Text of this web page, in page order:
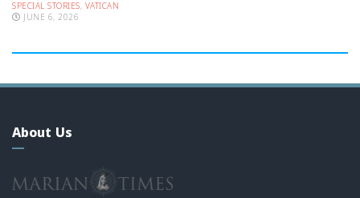
SPECIAL STORIES, VATICAN
JUNE 6, 2026
About Us